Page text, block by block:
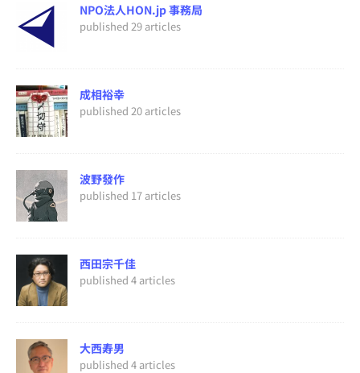
NPO法人HON.jp 事務局
published 29 articles
成相裕幸
published 20 articles
波野發作
published 17 articles
西田宗千佳
published 4 articles
大西寿男
published 4 articles